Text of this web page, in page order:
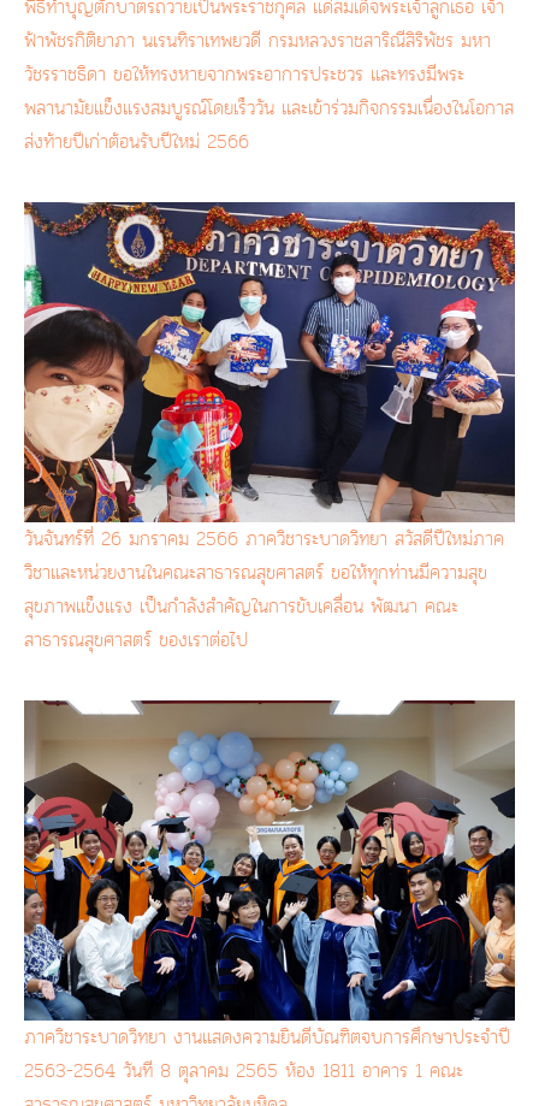
พิธีทำบุญตักบาตรถวายเป็นพระราชกุศล แด่สมเด็จพระเจ้าลูกเธอ เจ้า
ฟ้าพัชรกิติยาภา นเรนทิราเทพยวดี กรมหลวงราชสาริณีสิริพัชร มหา
วัชรราชธิดา ขอให้ทรงหายจากพระอาการประชวร และทรงมีพระ
พลานามัยแข็งแรงสมบูรณ์โดยเร็ววัน และเข้าร่วมกิจกรรมเนื่องในโอกาส
ส่งท้ายปีเก่าต้อนรับปีใหม่ 2566
วันจันทร์ที่ 26 มกราคม 2566 ภาควิชาระบาดวิทยา สวัสดีปีใหม่ภาค
วิชาและหน่วยงานในคณะสาธารณสุขศาสตร์ ขอให้ทุกท่านมีความสุข
สุขภาพแข็งแรง เป็นกำลังสำคัญในการขับเคลื่อน พัฒนา คณะ
สาธารณสุขศาสตร์ ของเราต่อไป
ภาควิชาระบาดวิทยา งานแสดงความยินดีบัณฑิตจบการศึกษาประจำปี
2563-2564 วันที 8 ตุลาคม 2565 ห้อง 1811 อาคาร 1 คณะ